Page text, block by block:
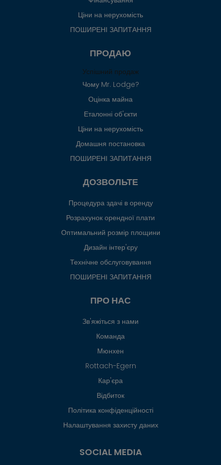
Ціни на нерухомість
ПОШИРЕНІ ЗАПИТАННЯ
ПРОДАЮ
Успішний продаж
Чому Mr. Lodge?
Оцінка майна
Еталонні об'єкти
Ціни на нерухомість
Домашня постановка
ПОШИРЕНІ ЗАПИТАННЯ
ДОЗВОЛЬТЕ
Процедура здачі в оренду
Розрахунок орендної плати
Оптимальний розмір площини
Дизайн інтер'єру
Технічне обслуговування
ПОШИРЕНІ ЗАПИТАННЯ
ПРО НАС
Зв'яжіться з нами
Команда
Мюнхен
Rottach-Egern
Кар'єра
Відбиток
Політика конфіденційності
Налаштування захисту даних
SOCIAL MEDIA